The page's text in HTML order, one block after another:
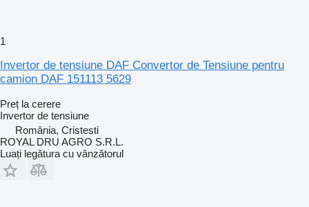
1
Invertor de tensiune DAF Convertor de Tensiune pentru
camion DAF 151113 5629
Preț la cerere
Invertor de tensiune
România, Cristesti
ROYAL DRU AGRO S.R.L.
Luați legătura cu vânzătorul